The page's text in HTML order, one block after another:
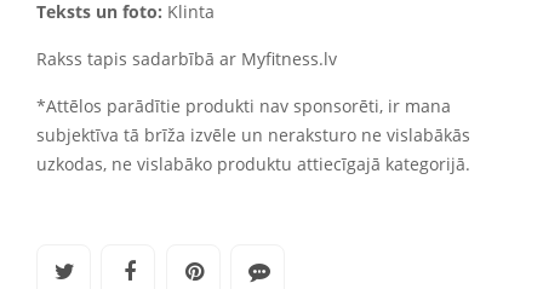
Teksts un foto: Klinta
Rakss tapis sadarbībā ar Myfitness.lv
*Attēlos parādītie produkti nav sponsorēti, ir mana
subjektīva tā brīža izvēle un neraksturo ne vislabākās
uzkodas, ne vislabāko produktu attiecīgajā kategorijā.